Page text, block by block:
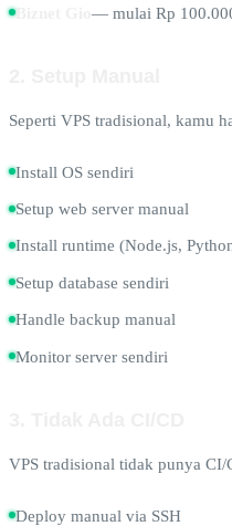
Biznet Gio — mulai Rp
Seperti VPS tradisional, kamu
Install OS sendiri
Setup web server manual
Install runtime (Node.js,
Setup database sendiri
Handle backup manual
Monitor server sendiri
VPS tradisional tidak punya
Deploy manual via SSH